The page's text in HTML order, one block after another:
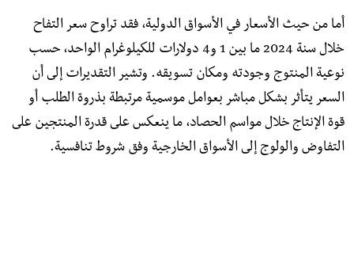
أما من حيث الأسعار في الأسواق الدولية، فقد تراوح سعر التفاح
خلال سنة 2024 ما بين 1 و4 دولارات للكيلوغرام الواحد، حسب
نوعية المنتوج وجودته ومكان تسويقه. وتشير التقديرات إلى أن
السعر يتأثر بشكل مباشر بعوامل موسمية مرتبطة بذروة الطلب أو
قوة الإنتاج خلال مواسم الحصاد، ما ينعكس على قدرة المنتجين على
التفاوض والولوج إلى الأسواق الخارجية وفق شروط تنافسية.